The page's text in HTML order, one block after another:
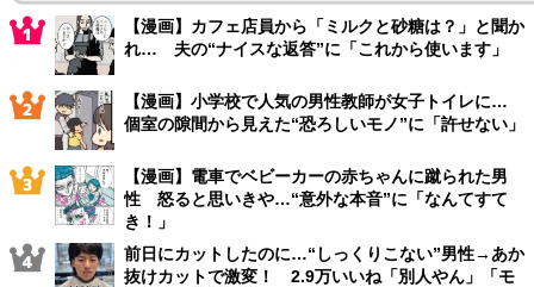
【漫画】カフェ店員から「ミルクと砂糖は？」と聞か
れ… 夫の“ナイスな返答”に「これから使います」
【漫画】小学校で人気の男性教師が女子トイレに…
個室の隙間から見えた“恐ろしいモノ”に「許せない」
【漫画】電車でベビーカーの赤ちゃんに蹴られた男
性 怒ると思いきや…“意外な本音”に「なんてすて
き！」
前日にカットしたのに…“しっくりこない”男性→あか
抜けカットで激変！ 2.9万いいね「別人やん」「モ